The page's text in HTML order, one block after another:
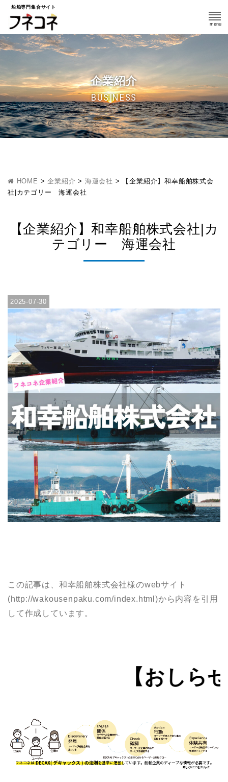
船舶専門集合サイト
企業紹介
BUSINESS
HOME >企業紹介 > 海運会社 >
【企業紹介】和幸船舶株式会
社|カテゴリー 海運会社
【企業紹介】和幸船舶株式会社|カ
テゴリー 海運会社
2025-07-30
この記事は、和幸船舶株式会社様のwebサイト
(http://wakousenpaku.com/index.html)から内容を引用
して作成しています。
【おしらせ】